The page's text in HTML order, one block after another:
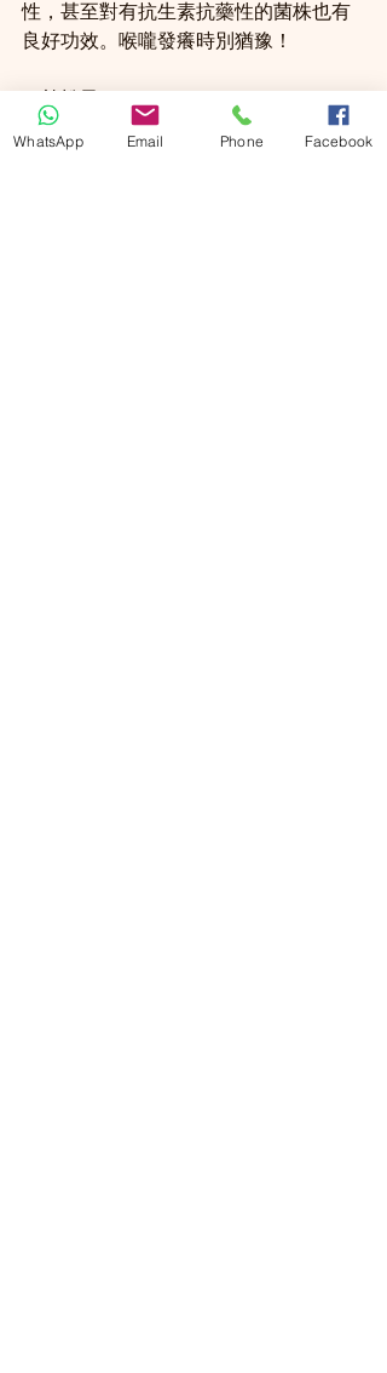
性，甚至對有抗生素抗藥性的菌株也有
良好功效。喉嚨發癢時別猶豫！
杜松子（即杜松漿果）精油有一種甜甜
WhatsApp Email Phone Facebook